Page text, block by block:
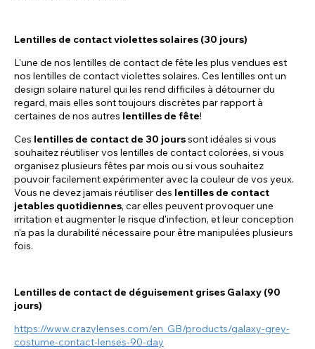
Lentilles de contact violettes solaires (30 jours)
L'une de nos lentilles de contact de fête les plus vendues est
nos lentilles de contact violettes solaires. Ces lentilles ont un
design solaire naturel qui les rend difficiles à détourner du
regard, mais elles sont toujours discrètes par rapport à
certaines de nos autres lentilles de fête!
Ces lentilles de contact de 30 jourssont idéales si vous
souhaitez réutiliser vos lentilles de contact colorées, si vous
organisez plusieurs fêtes par mois ou si vous souhaitez
pouvoir facilement expérimenter avec la couleur de vos yeux.
Vous ne devez jamais réutiliser des lentilles de contact
jetables quotidiennes, car elles peuvent provoquer une
irritation et augmenter le risque d'infection, et leur conception
n'a pas la durabilité nécessaire pour être manipulées plusieurs
fois.
Lentilles de contact de déguisement grises Galaxy (90
jours)
https://www.crazylenses.com/en_GB/products/galaxy-grey-
costume-contact-lenses-90-day